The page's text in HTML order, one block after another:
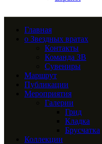
Главная
о Звездных вратах
Контакты
Команда ЗВ
Сувениры
Маршрут
Публикации
Мероприятия
Галерии
Грид
Кладка
Брусчатка
Коллекции